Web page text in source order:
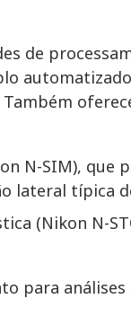
de
N-SIM), que
lateral típica
(Nikon N-
para análises